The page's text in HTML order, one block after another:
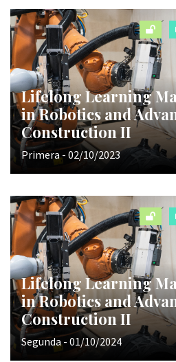
Lifelong Learning
in Robotics and
Construction II
Primera - 02/10/2023
Lifelong Learning
in Robotics and
Construction II
Segunda - 01/10/2024